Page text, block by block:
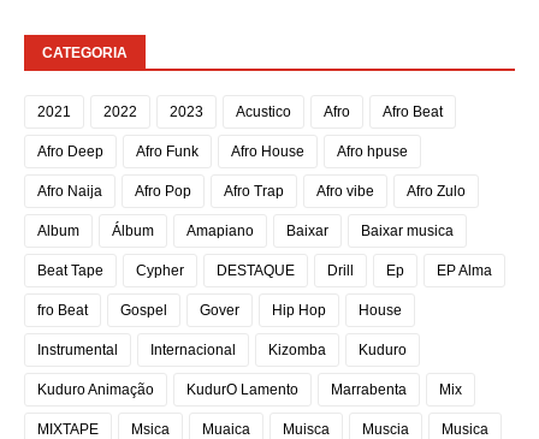
CATEGORIA
2021 2022 2023 Acustico Afro Afro Beat
Afro Deep Afro Funk Afro House Afro hpuse
Afro Naija Afro Pop Afro Trap Afro vibe Afro Zulo
Album Álbum Amapiano Baixar Baixar musica
Beat Tape Cypher DESTAQUE Drill Ep EP Alma
fro Beat Gospel Gover Hip Hop House
Instrumental Internacional Kizomba Kuduro
Kuduro Animação KudurO Lamento Marrabenta Mix
MIXTAPE Msica Muaica Muisca Muscia Musica